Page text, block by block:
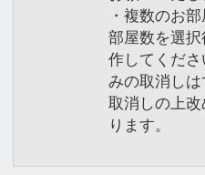
・複数のお
部屋数を選
作してくだ
みの取消し
取消しの上
ります。